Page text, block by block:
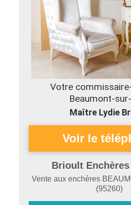
Votre
Beaumont-
Maître Lydie
Brioult Enchères
Vente aux enchères
(95260)